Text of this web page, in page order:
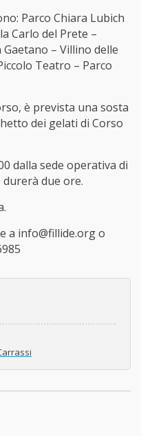
Parco Chiara Lubich
Carlo del Prete –
– Villino delle
Teatro – Parco
è prevista una sosta
dei gelati di Corso
dalla sede operativa di
durerà due ore.
a info@fillide.org o